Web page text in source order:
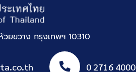
ยขวาง กรุงเทพฯ 10310
0 2716 4000